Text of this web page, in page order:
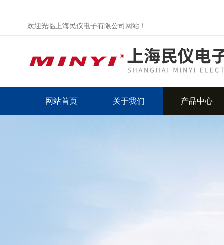
欢迎光临上海民仪电子有限公司网站！
网站首页 关于我们 产品中心